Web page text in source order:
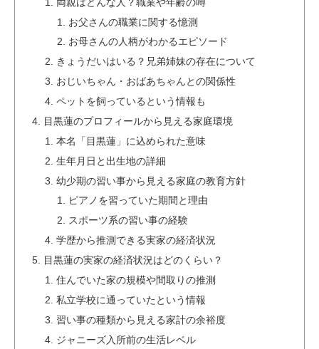
お父さんの職業に関する憶測
お母さんの人柄がわかるエピソード
きょうだいはいる？兄弟姉妹の存在について
おじいちゃん・おばあちゃんとの関係性
ペットを飼っているという情報も
目黒蓮のプロフィールから見える家庭環境
本名「目黒蓮」に込められた意味
生年月日と出生地の詳細
幼少期の習い事から見える家庭の教育方針
ピアノを習っていた期間と理由
スポーツ系の習い事の経験
学歴から推測できる実家の経済状況
目黒蓮の実家の経済状況はどのくらい？
住んでいた家の規模や間取りの推測
私立学校に通っていたという情報
習い事の種類から見える家計の余裕度
ジャニーズ入所前の生活レベル